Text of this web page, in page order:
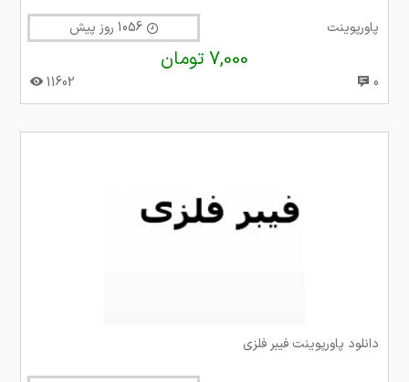
پاورپوینت 1056 روز پیش
7,000 تومان
0
11602
دانلود پاورپوینت فیبر فلزی